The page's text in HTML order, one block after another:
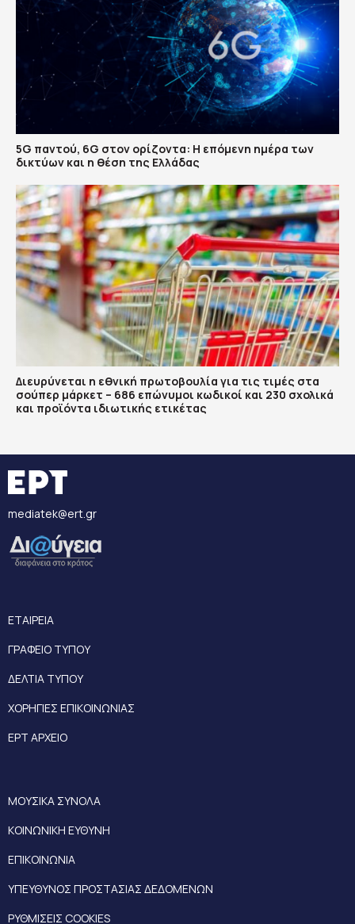
5G παντού, 6G στον ορίζοντα: Η επόμενη ημέρα των
δικτύων και η θέση της Ελλάδας
Διευρύνεται η εθνική πρωτοβουλία για τις τιμές στα
σούπερ μάρκετ – 686 επώνυμοι κωδικοί και 230 σχολικά
και προϊόντα ιδιωτικής ετικέτας
mediatek@ert.gr
ΕΤΑΙΡΕΙΑ
ΓΡΑΦΕΙΟ ΤΥΠΟΥ
ΔΕΛΤΙΑ ΤΥΠΟΥ
ΧΟΡΗΓΙΕΣ ΕΠΙΚΟΙΝΩΝΙΑΣ
ΕΡΤ ΑΡΧΕΙΟ
ΜΟΥΣΙΚΑ ΣΥΝΟΛΑ
ΚΟΙΝΩΝΙΚΗ ΕΥΘΥΝΗ
ΕΠΙΚΟΙΝΩΝΙΑ
ΥΠΕΥΘΥΝΟΣ ΠΡΟΣΤΑΣΙΑΣ ΔΕΔΟΜΕΝΩΝ
ΡΥΘΜΙΣΕΙΣ COOKIES